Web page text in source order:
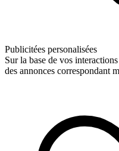
Publicitées personalisées
Sur la base de vos
des annonces correspondant